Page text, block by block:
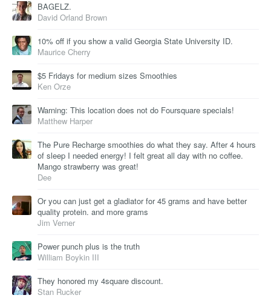
BAGELZ.
David Orland Brown
10% off if you show a valid Georgia State University ID.
Maurice Cherry
$5 Fridays for medium sizes Smoothies
Ken Orze
Warning: This location does not do Foursquare specials!
Matthew Harper
The Pure Recharge smoothies do what they say. After 4 hours
of sleep I needed energy! I felt great all day with no coffee.
Mango strawberry was great!
Dee
Or you can just get a gladiator for 45 grams and have better
quality protein. and more grams
Jim Verner
Power punch plus is the truth
William Boykin III
They honored my 4square discount.
Stan Rucker